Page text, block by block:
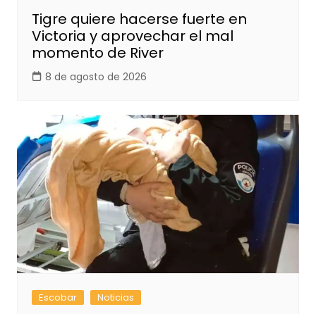
Tigre quiere hacerse fuerte en
Victoria y aprovechar el mal
momento de River
8 de agosto de 2026
Escobar Noticias